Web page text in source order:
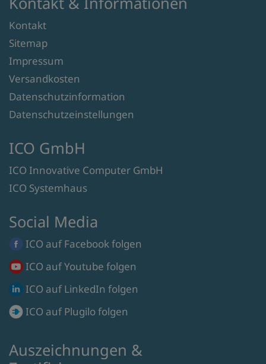
Kontakt
Sitemap
Impressum
Versandkosten
Datenschutzinformation
Datenschutzeinstellungen
ICO GmbH
ICO Innovative Computer GmbH
ICO Systemhaus
Social Media
ICO aufFacebookfolgen
ICO aufYoutube folgen
ICO aufLinkedIn folgen
ICO aufPlugilofolgen
Auszeichnungen &